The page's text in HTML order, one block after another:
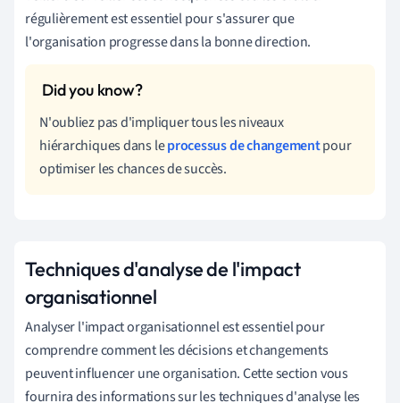
régulièrement est essentiel pour s'assurer que
l'organisation progresse dans la bonne direction.
N'oubliez pas d'impliquer tous les niveaux
hiérarchiques dans leprocessus de changementpour
optimiser les chances de succès.
Techniques d'analyse de l'impact
organisationnel
Analyser l'impact organisationnel est essentiel pour
comprendre comment les décisions et changements
peuvent influencer une organisation. Cette section vous
fournira des informations sur les techniques d'analyse les